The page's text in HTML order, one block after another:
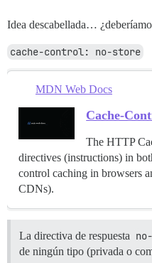
Idea descabellada…
cache-control: no-store
MDN Web Docs
Cache-
The HTTP
directives (instructions) in
control caching in browsers
CDNs).
La directiva de respuesta
de ningún tipo (privada o